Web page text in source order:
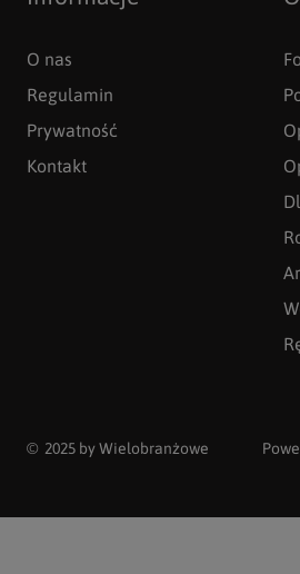
O nas
Regulamin
Prywatność
Kontakt
© 2025 by Wielobranżowe